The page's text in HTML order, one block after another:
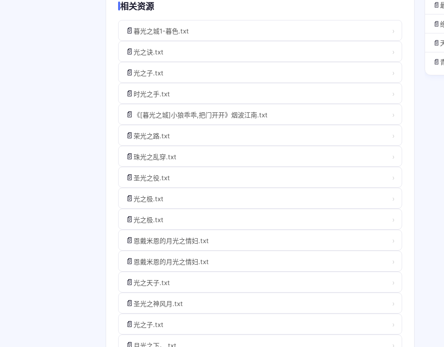
相关资源
📄 暮光之城1-暮色.txt ›
📄 光之诀.txt ›
📄 光之子.txt ›
📄 时光之手.txt ›
📄 《[暮光之城]小狼乖乖,把门开开》烟波江南.txt ›
📄 荣光之路.txt ›
📄 珠光之乱穿.txt ›
📄 圣光之役.txt ›
📄 光之极.txt ›
📄 光之极.txt ›
📄 恩戴米恩的月光之情妇.txt ›
📄 恩戴米恩的月光之情妇.txt ›
📄 光之天子.txt ›
📄 圣光之神风月.txt ›
📄 光之子.txt ›
📄 月光之下。.txt ›
📄
📄
📄
📄